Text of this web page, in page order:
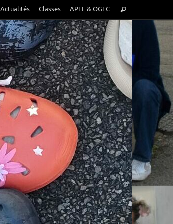
Actualités Classes APEL & OGEC
pour
Rechercher